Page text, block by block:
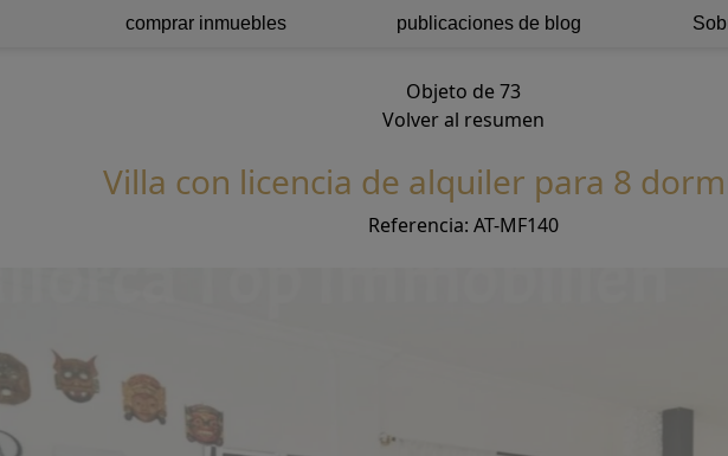
comprar inmuebles publicaciones de blog
Objeto de 73
Volver al resumen
Villa con licencia de alquiler para 8
Referencia: AT-MF140